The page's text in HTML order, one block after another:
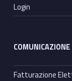
Login
COMUNICAZIONE
Fatturazione